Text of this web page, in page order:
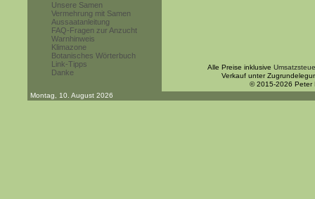
Unsere Samen
Vermehrung mit Samen
Aussaatanleitung
FAQ-Fragen zur Anzucht
Warnhinweis
Klimazone
Botanisches Wörterbuch
Link-Tipps
Danke
Alle Preise inklusive
Verkauf unter
© 2015-2026 Peter
Montag, 10. August 2026